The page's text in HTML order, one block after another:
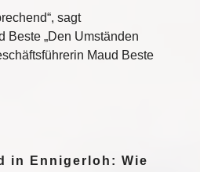
sagt
Beste „Den Umständen
Maud Beste
in Ennigerloh: Wie